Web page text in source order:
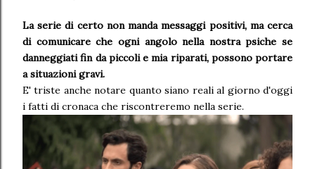
La serie di certo non manda messaggi positivi, ma cerca
di comunicare che ogni angolo nella nostra psiche se
danneggiati fin da piccoli e mia riparati, possono portare
a situazioni gravi.
E' triste anche notare quanto siano reali al giorno d'oggi
i fatti di cronaca che riscontreremo nella serie.